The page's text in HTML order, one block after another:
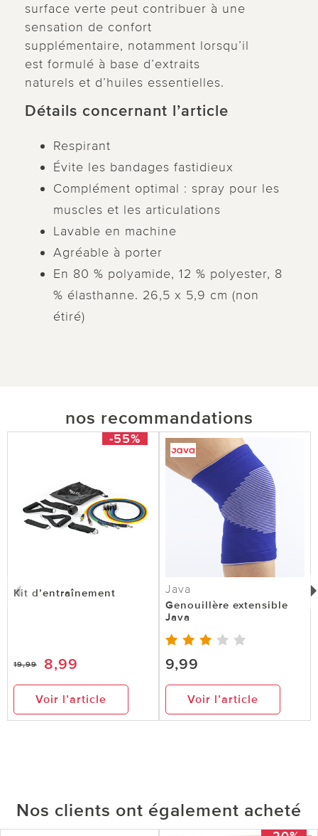
surface verte peut contribuer à une
sensation de confort
supplémentaire, notamment lorsqu’il
est formulé à base d’extraits
naturels et d’huiles essentielles.
Détails concernant l’article
Respirant
Évite les bandages fastidieux
Complément optimal : spray pour les
muscles et les articulations
Lavable en machine
Agréable à porter
En 80 % polyamide, 12 % polyester, 8
% élasthanne. 26,5 x 5,9 cm (non
étiré)
nos recommandations
-55%
Kit d’entraînement
19,99 8,99
Voir l’article
Java
Genouillère extensible
Java
9,99
Voir l’article
Nos clients ont également acheté